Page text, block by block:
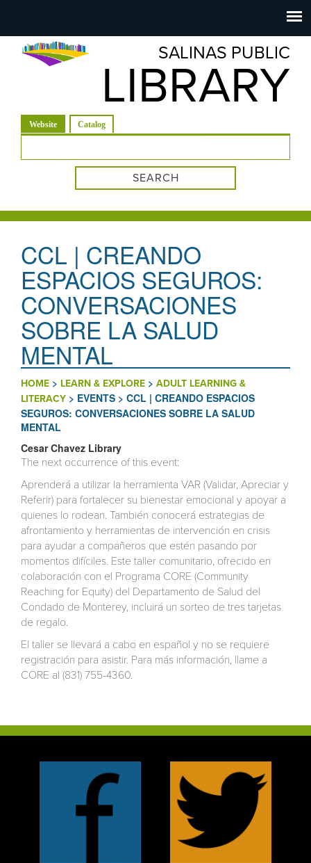
navigation
Salinas
Public
SALINAS PUBLIC
LIBRARY
Website (active tab)
Catalog
CCL | CREANDO
ESPACIOS SEGUROS:
CONVERSACIONES
SOBRE LA SALUD
MENTAL
HOME > LEARN & EXPLORE > ADULT LEARNING &
LITERACY > EVENTS > CCL | CREANDO ESPACIOS
SEGUROS: CONVERSACIONES SOBRE LA SALUD
MENTAL
Cesar Chavez Library
The next occurrence of this event:
Aprenderá a utilizar la herramienta VAR (Validar, Apreciar y
Referir) para fortalecer su bienestar emocional y apoyar a
quienes lo rodean. También conocerá estrategias de
afrontamiento y herramientas de intervención en crisis
para ayudar a compañeros que estén pasando por
momentos difíciles. Este taller comunitario, ofrecido en
colaboración con el Programa CORE (Community
Reaching for Equity) del Departamento de Salud del
Condado de Monterey, incluirá un sorteo de tres tarjetas
de regalo.
El taller se llevará a cabo en español y no se requiere
registración para asistir. Para más información, llame a
CORE al (831) 755-4360.